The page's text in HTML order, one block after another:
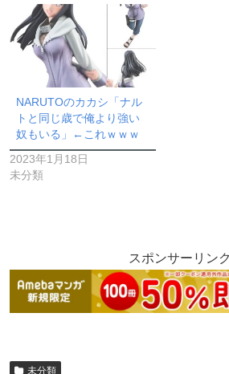
NARUTOのカカシ「ナル
トと同じ歳で俺より強い
奴もいる」←これｗｗｗ
2023年1月18日
未分類
スポンサーリンク
未分類